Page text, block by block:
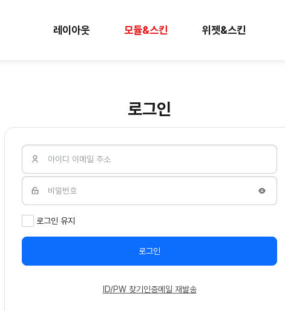
레이아웃 모듈&스킨 위젯&스킨
로그인
로그인 유지
로그인
ID/PW 찾기인증메일 재발송